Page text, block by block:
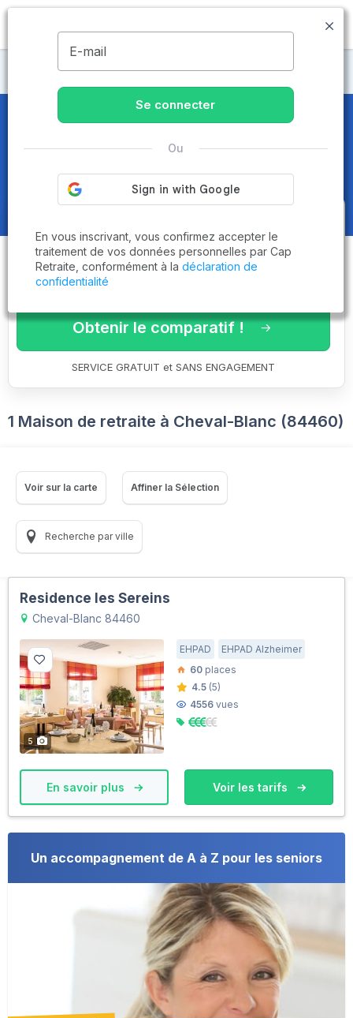
MENU
Maisons de retraite Vaucluse
Maisons de retraite et EHPAD
Cheval-Blanc (84460)
Obtenez le
comparatif des
établissementsadaptés à vos
critères en 3 minutes !
Obtenir le comparatif !
SERVICE GRATUIT et SANS ENGAGEMENT
1 Maison de retraite à Cheval-Blanc (84460)
Voir sur la carte Affiner la Sélection
Recherche par ville
Residence les Sereins
Cheval-Blanc 84460
5
EHPAD
EHPAD Alzheimer
60 places
4.5 (5)
4556 vues
En savoir plus Voir les tarifs
Un accompagnement de A à Z pour les seniors
E-mail
Se connecter
Ou
En vous inscrivant, vous confirmez accepter le
traitement de vos données personnelles par Cap
Retraite, conformément à la déclaration de
confidentialité